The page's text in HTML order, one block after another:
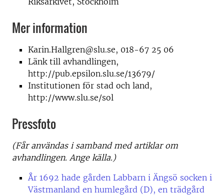
Mer information
Karin.Hallgren@slu.se, 018-67 25 06
Länk till avhandlingen,
http://pub.epsilon.slu.se/13679/
Institutionen för stad och land,
http://www.slu.se/sol
Pressfoto
(Får användas i samband med artiklar om
avhandlingen. Ange källa.)
År 1692 hade gården Labbarn i Ängsö socken i
Västmanland en humlegård (D), en trädgård